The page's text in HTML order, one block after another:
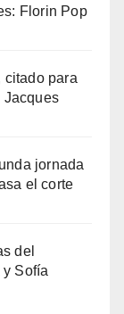
Florin Pop
citado para
Jacques
jornada
el corte
del
Sofía